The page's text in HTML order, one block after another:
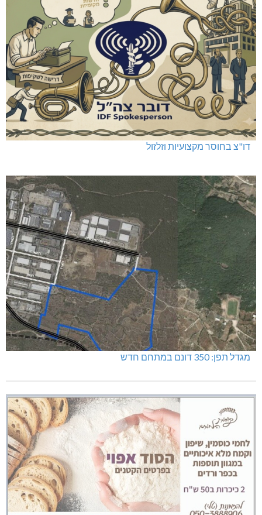
דו"צ בחוסר מקצועיות וזלזול
מגדל תפן: 350 דונם במתחם חדש